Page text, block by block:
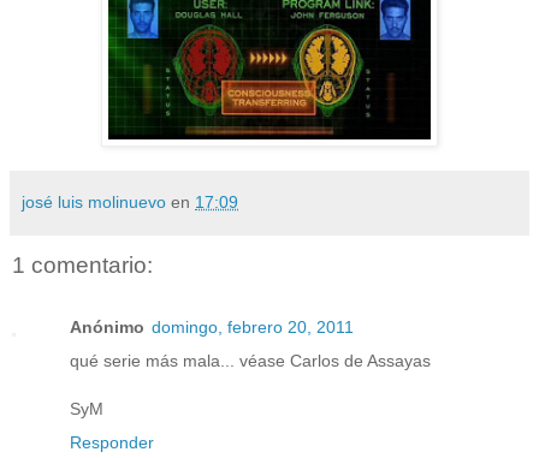
josé luis molinuevo en 17:09
1 comentario:
Anónimo domingo, febrero 20, 2011
qué serie más mala... véase Carlos de Assayas
SyM
Responder